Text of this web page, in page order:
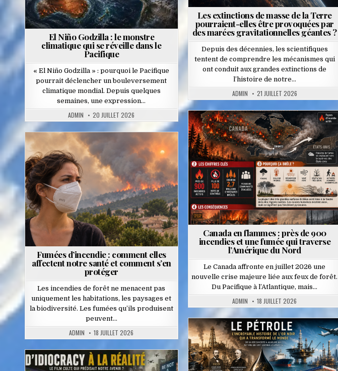
Les extinctions de masse de la Terre
pourraient-elles être provoquées par
des marées gravitationnelles géantes ?
Depuis des décennies, les scientifiques
tentent de comprendre les mécanismes qui
ont conduit aux grandes extinctions de
l’histoire de notre…
ADMIN 21 JUILLET 2026
El Niño Godzilla : le monstre
climatique qui se réveille dans le
Pacifique
« El Niño Godzilla » : pourquoi le Pacifique
pourrait déclencher un bouleversement
climatique mondial. Depuis quelques
semaines, une expression…
ADMIN 20 JUILLET 2026
Posted
in
Canada en flammes : près de 900
incendies et une fumée qui traverse
l’Amérique du Nord
Le Canada affronte en juillet 2026 une
nouvelle crise majeure liée aux feux de forêt.
Du Pacifique à l’Atlantique, mais…
ADMIN 18 JUILLET 2026
Posted
in
Fumées d’incendie : comment elles
affectent notre santé et comment s’en
protéger
Les incendies de forêt ne menacent pas
uniquement les habitations, les paysages et
la biodiversité. Les fumées qu’ils produisent
peuvent…
ADMIN 18 JUILLET 2026
Posted
in